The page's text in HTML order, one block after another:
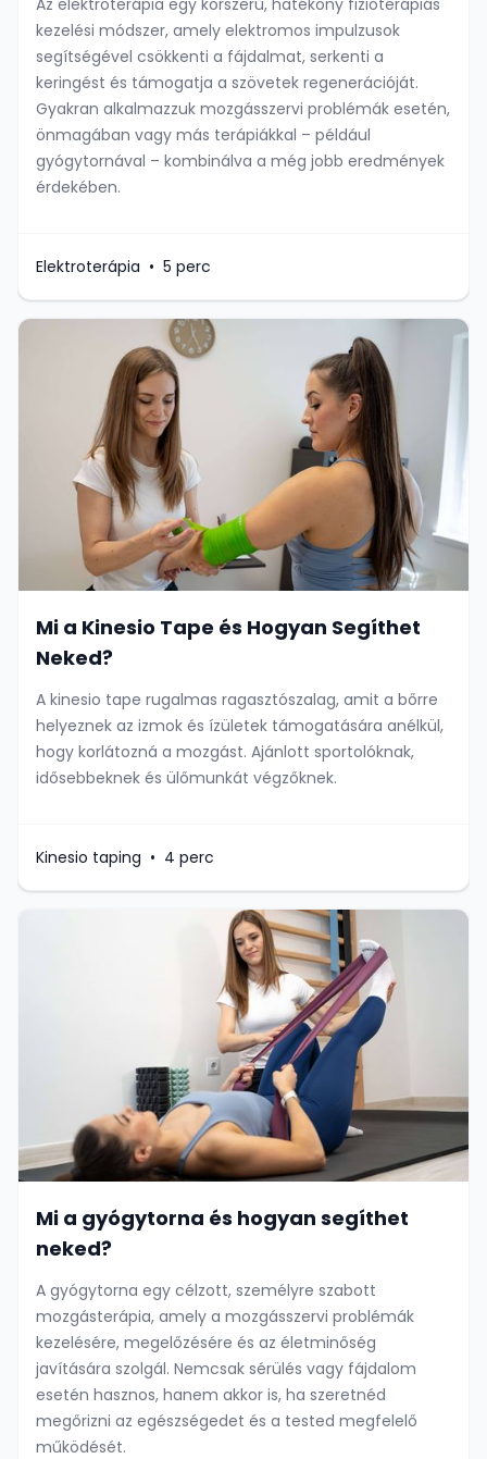
Az elektroterápia egy korszerű, hatékony fizioterápiás
kezelési módszer, amely elektromos impulzusok
segítségével csökkenti a fájdalmat, serkenti a
keringést és támogatja a szövetek regenerációját.
Gyakran alkalmazzuk mozgásszervi problémák esetén,
önmagában vagy más terápiákkal – például
gyógytornával – kombinálva a még jobb eredmények
érdekében.
Elektroterápia • 5 perc
Mi a Kinesio Tape és Hogyan Segíthet
Neked?
A kinesio tape rugalmas ragasztószalag, amit a bőrre
helyeznek az izmok és ízületek támogatására anélkül,
hogy korlátozná a mozgást. Ajánlott sportolóknak,
idősebbeknek és ülőmunkát végzőknek.
Kinesio taping • 4 perc
Mi a gyógytorna és hogyan segíthet
neked?
A gyógytorna egy célzott, személyre szabott
mozgásterápia, amely a mozgásszervi problémák
kezelésére, megelőzésére és az életminőség
javítására szolgál. Nemcsak sérülés vagy fájdalom
esetén hasznos, hanem akkor is, ha szeretnéd
megőrizni az egészségedet és a tested megfelelő
működését.